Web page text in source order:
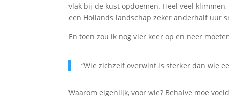
vlak bij de kust opdoemen. Heel veel
een Hollands landschap zeker anderhalf uur
En toen zou ik nog vier keer op en neer
“Wie zichzelf overwint is sterker dan wie
Waarom eigenlijk, voor wie? Behalve moe